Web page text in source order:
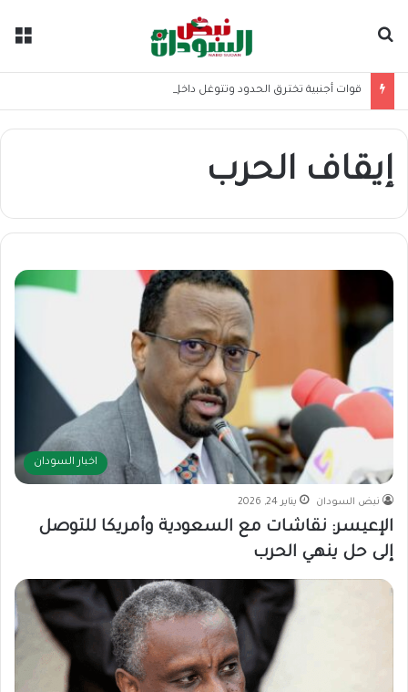
قوات أجنبية تخترق الحدود وتتوغل داخل الأراضي السودانية
إيقاف الحرب
اخبار السودان
نبض السودان يناير 24, 2026
الإعيسر: نقاشات مع السعودية وأمريكا للتوصل
إلى حل ينهي الحرب